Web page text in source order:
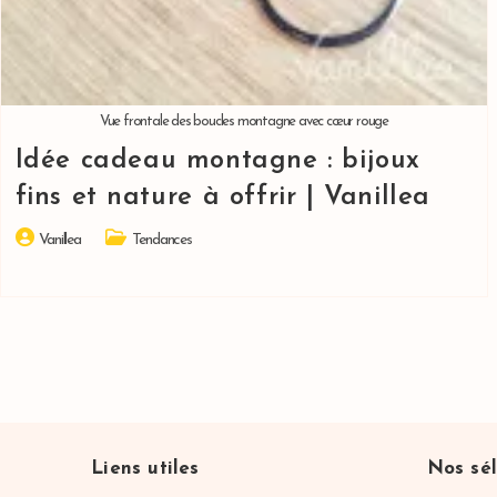
Vue frontale des boucles montagne avec cœur rouge
Idée cadeau montagne : bijoux
fins et nature à offrir | Vanillea
Auteur/autrice
Vanillea
Post Tendances
Liens utiles Nos